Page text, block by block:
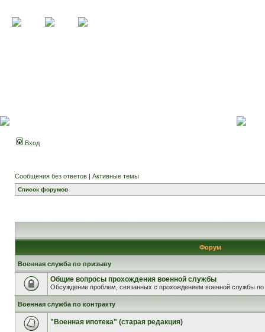
Вход
Сообщения без ответов | Активные темы
Список форумов
Форум
Военная служба по призыву
Общие вопросы прохождения военной службы
Обсуждение проблем, связанных с прохождением военной службы по
Военная служба по контракту
"Военная ипотека" (старая редакция)